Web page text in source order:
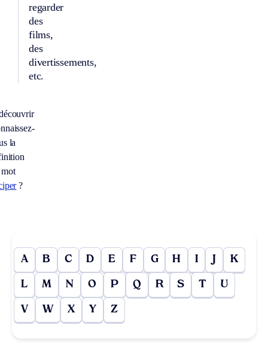
regarder
des
films,
des
divertissements,
etc.
la
?
A B C D E F G H I J K
L M N O P Q R S T U
V W X Y Z